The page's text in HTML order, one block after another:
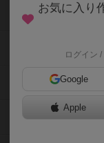
お気に入り
ログイン /
Google
Apple
メカニクス特集
掲示板・トピッ
ボドとも・会員
ボードゲーム業